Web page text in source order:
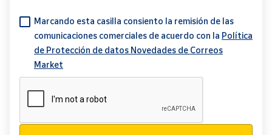
Marcando esta casilla consiento la remisión de las
comunicaciones comerciales de acuerdo con la Política
de Protección de datos Novedades de Correos
Market